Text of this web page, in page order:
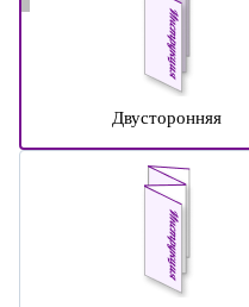
Двусторонняя